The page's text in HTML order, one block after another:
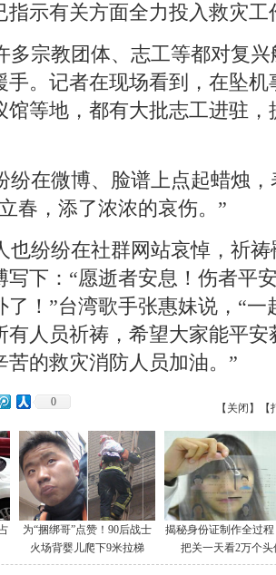
指示有关方面全力投入救灾工
宗教团体、志工等都对复兴
手。记者在现场看到，在坠
馆等地，都有大批志工进驻
在微博、脸谱上点起蜡烛，
春，添了浓浓的哀伤。”
纷纷在社群网站哀悼，祈祷
写下：“愿逝者安息！伤者平
了！”台湾歌手张惠妹说，“
有人员祈祷，希望大家能平
苦的救灾消防人员加油。”
0 【关闭】
为“捆绑哥”点赞！90后战士
火场背婴儿爬下9米拉梯
揭秘身份证制作全过
把关一天看2万个头